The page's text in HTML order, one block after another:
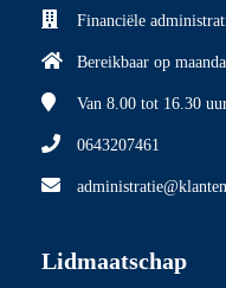
Financiële
Bereikbaar op
Van 8.00 tot 16.30
0643207461
Lidmaatschap